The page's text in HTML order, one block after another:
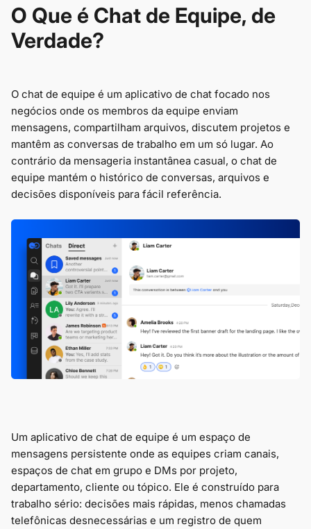
O Que é Chat de Equipe, de
Verdade?
O chat de equipe é um aplicativo de chat focado nos
negócios onde os membros da equipe enviam
mensagens, compartilham arquivos, discutem projetos e
mantêm as conversas de trabalho em um só lugar. Ao
contrário da mensageria instantânea casual, o chat de
equipe mantém o histórico de conversas, arquivos e
decisões disponíveis para fácil referência.
Um aplicativo de chat de equipe é um espaço de
mensagens persistente onde as equipes criam canais,
espaços de chat em grupo e DMs por projeto,
departamento, cliente ou tópico. Ele é construído para
trabalho sério: decisões mais rápidas, menos chamadas
telefônicas desnecessárias e um registro de quem